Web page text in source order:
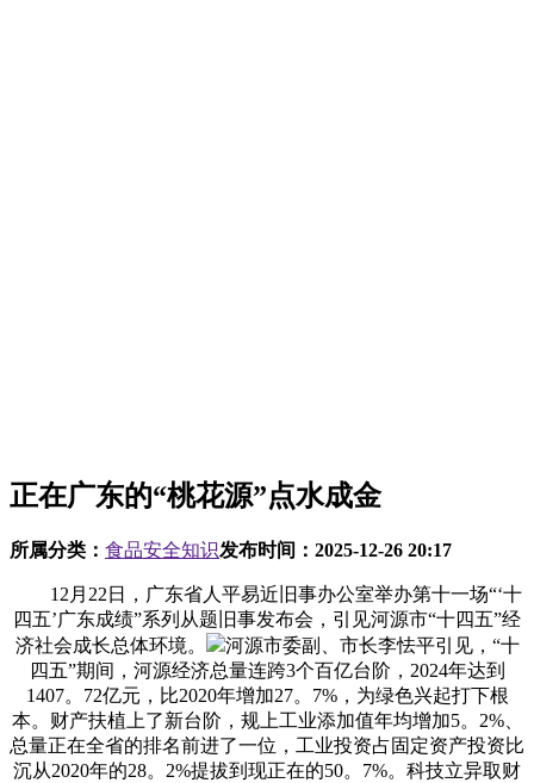
正在广东的“桃花源”点水成金
所属分类： 食品安全知识发布时间： 2025-12-26 20:17
12月22日，广东省人平易近旧事办公室举办第十一场“‘十
四五’广东成绩”系列从题旧事发布会，引见河源市“十四五”经
济社会成长总体环境。
河源市委副、市长李怯平引见，“十
四五”期间，河源经济总量连跨3个百亿台阶，2024年达到
1407。72亿元，比2020年增加27。7%，为绿色兴起打下根
本。财产扶植上了新台阶，规上工业添加值年均增加5。2%、
总量正在全省的排名前进了一位，工业投资占固定资产投资比
沉从2020年的28。2%提拔到现正在的50。7%。科技立异取财